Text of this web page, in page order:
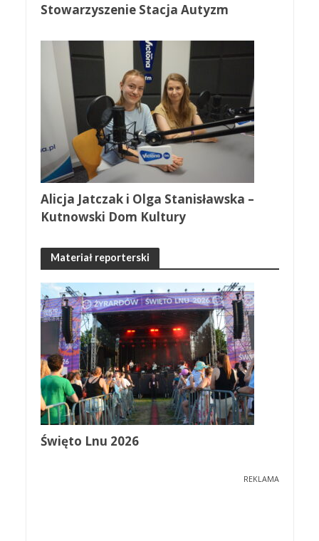
Stowarzyszenie Stacja Autyzm
Alicja Jatczak i Olga Stanisławska –
Kutnowski Dom Kultury
Materiał reporterski
Święto Lnu 2026
REKLAMA